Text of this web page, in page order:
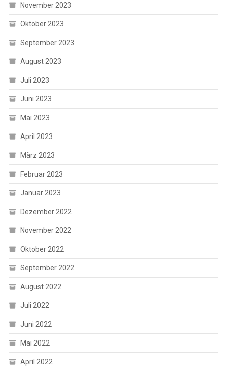
November 2023
Oktober 2023
September 2023
August 2023
Juli 2023
Juni 2023
Mai 2023
April 2023
März 2023
Februar 2023
Januar 2023
Dezember 2022
November 2022
Oktober 2022
September 2022
August 2022
Juli 2022
Juni 2022
Mai 2022
April 2022